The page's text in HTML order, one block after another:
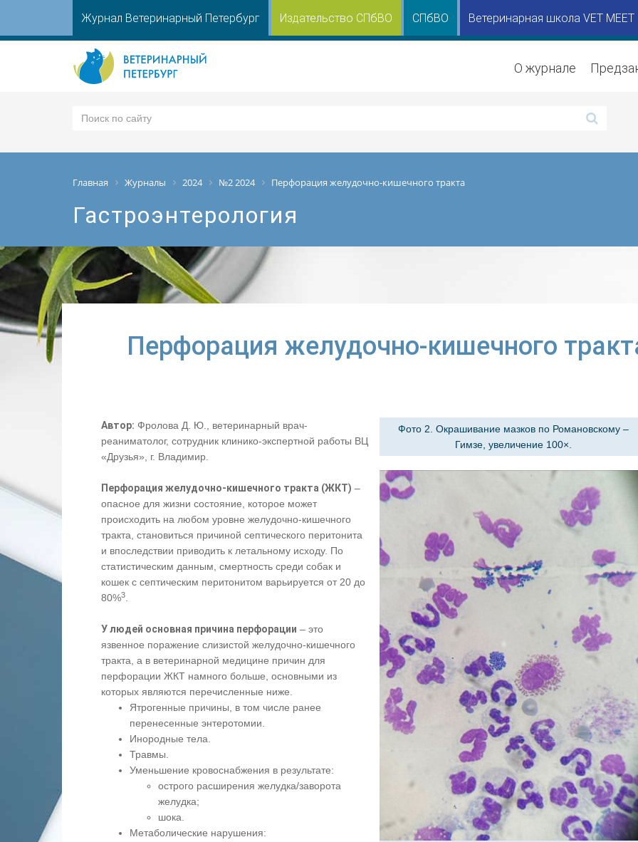
Журнал Ветеринарный Петербург Издательство СПбВО СПбВО Ветеринарная школа VET MEET
О журнале
Главная Журналы 2024 №2 2024 Перфорация желудочно-кишечного тракта
Гастроэнтерология
Перфорация желудочно-кишечного
Автор: Фролова Д. Ю., ветеринарный врач-
реаниматолог, сотрудник клинико-экспертной работы ВЦ
«Друзья», г. Владимир.
Перфорация желудочно-кишечного тракта (ЖКТ) –
опасное для жизни состояние, которое может
происходить на любом уровне желудочно-кишечного
тракта, становиться причиной септического перитонита
и впоследствии приводить к летальному исходу. По
статистическим данным, смертность среди собак и
кошек с септическим перитонитом варьируется от 20 до
80%3
У людей основная причина перфорации – это
язвенное поражение слизистой желудочно-кишечного
тракта, а в ветеринарной медицине причин для
перфорации ЖКТ намного больше, основными из
которых являются перечисленные ниже.
Ятрогенные причины, в том числе ранее
перенесенные энтеротомии.
Инородные тела.
Травмы.
Уменьшение кровоснабжения в результате:
острого расширения желудка/заворота
желудка;
шока.
Метаболические нарушения:
Фото 2. Окрашивание мазков по Романовскому –
Гимзе, увеличение 100×.